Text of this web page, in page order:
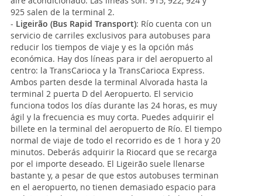
925 salen de la terminal 2.
- Ligeirão (Bus Rapid Transport): Río cuenta con un
servicio de carriles exclusivos para autobuses para
reducir los tiempos de viaje y es la opción más
económica. Hay dos líneas para ir del aeropuerto al
centro: la TransCarioca y la TransCarioca Express.
Ambos parten desde la terminal Alvorada hasta la
terminal 2 puerta D del Aeropuerto. El servicio
funciona todos los días durante las 24 horas, es muy
ágil y la frecuencia es muy corta. Puedes adquirir el
billete en la terminal del aeropuerto de Río. El tiempo
normal de viaje de todo el recorrido es de 1 hora y 20
minutos. Deberás adquirir la Riocard que se recarga
por el importe deseado. El Ligeirão suele llenarse
bastante y, a pesar de que estos autobuses terminan
en el aeropuerto, no tienen demasiado espacio para